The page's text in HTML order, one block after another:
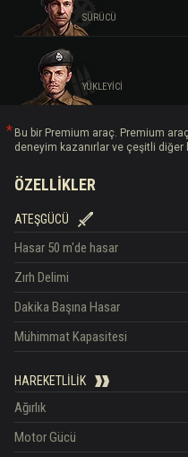
SÜRÜCÜ
YÜKLEYICI
Bu bir Premium araç. Premium
deneyim kazanırlar ve çeşitli diğer
ÖZELLIKLER
ATEŞGÜCÜ
Hasar 50 m'de hasar
Zırh Delimi
Dakika Başına Hasar
Mühimmat Kapasitesi
HAREKETLILIK
Ağırlık
Motor Gücü